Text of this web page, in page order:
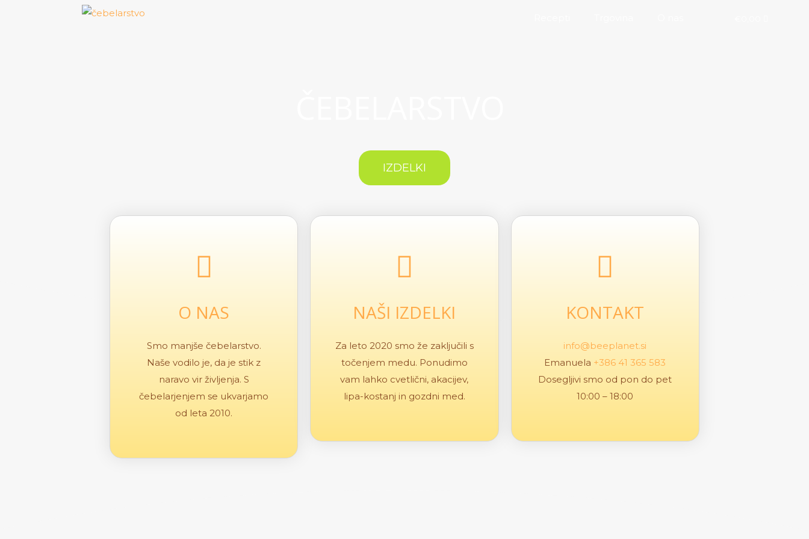
IZDELKI
O NAS
Smo manjše čebelarstvo.
Naše vodilo je, da je stik z
naravo vir življenja. S
čebelarjenjem se ukvarjamo
od leta 2010.
NAŠI IZDELKI
Za leto 2020 smo že zaključili s
točenjem medu. Ponudimo
vam lahko cvetlični, akacijev,
lipa-kostanj in gozdni med.
KONTAKT
info@beeplanet.si
Emanuela +386 41 365 583
Dosegljivi smo od pon do pet
10:00 – 18:00